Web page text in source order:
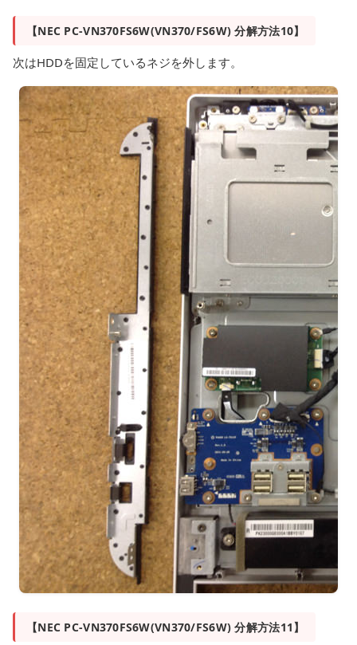
【NEC PC-VN370FS6W(VN370/FS6W) 分解方法10】
次はHDDを固定しているネジを外します。
【NEC PC-VN370FS6W(VN370/FS6W) 分解方法11】